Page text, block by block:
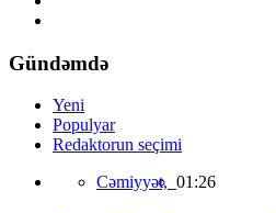
Gündəmdə
Yeni
Populyar
Redaktorun seçimi
Cəmiyyət, 01:26